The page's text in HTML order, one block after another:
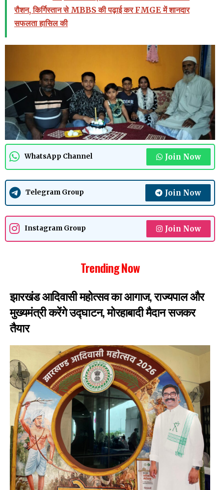
रौशन, किर्गिस्तान से MBBS की पढ़ाई कर FMGE में शानदार
सफलता हासिल की
WhatsApp Channel Join Now
Telegram Group Join Now
Instagram Group Join Now
Trending Now
झारखंड आदिवासी महोत्सव का आगाज, राज्यपाल और
मुख्यमंत्री करेंगे उद्घाटन, मोरहाबादी मैदान सजकर
तैयार